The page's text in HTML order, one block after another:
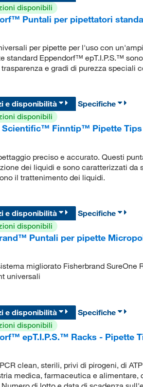
disponibili
Puntali per pipettatori
per pipette per l'uso con
standard Eppendorf™ epT.I.P.S.™
e gradi di purezza speciali
e disponibilità
Specifiche
disponibili
Scientific™ Finntip™ Pipette Tips
preciso e accurato. Questi
dei liquidi e sono caratterizzati
il trattenimento dei liquidi.
e disponibilità
Specifiche
disponibili
Puntali per pipette
migliorato Fisherbrand
universali
e disponibilità
Specifiche
disponibili
epT.I.P.S.™ Racks - Pipette
clean, sterili, privi di pirogeni, di
medica, farmaceutica e